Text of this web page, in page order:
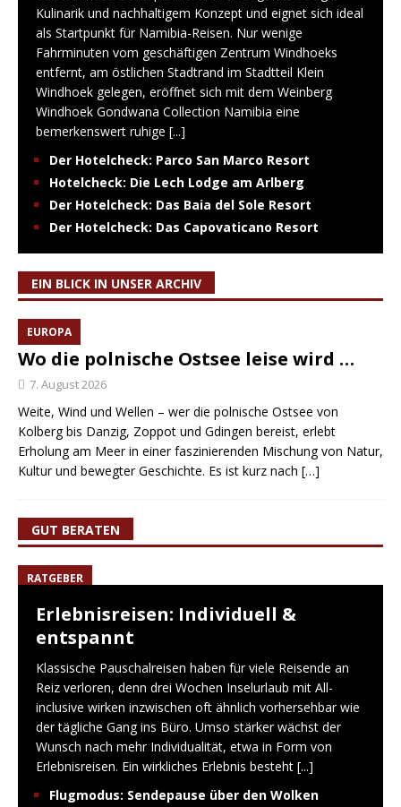
Kulinarik und nachhaltigem Konzept und eignet sich ideal
als Startpunkt für Namibia-Reisen. Nur wenige
Fahrminuten vom geschäftigen Zentrum Windhoeks
entfernt, am östlichen Stadtrand im Stadtteil Klein
Windhoek gelegen, eröffnet sich mit dem Weinberg
Windhoek Gondwana Collection Namibia eine
bemerkenswert ruhige [...]
Der Hotelcheck: Parco San Marco Resort
Hotelcheck: Die Lech Lodge am Arlberg
Der Hotelcheck: Das Baia del Sole Resort
Der Hotelcheck: Das Capovaticano Resort
EIN BLICK IN UNSER ARCHIV
EUROPA
Wo die polnische Ostsee leise wird …
7. August 2026
Weite, Wind und Wellen – wer die polnische Ostsee von
Kolberg bis Danzig, Zoppot und Gdingen bereist, erlebt
Erholung am Meer in einer faszinierenden Mischung von Natur,
Kultur und bewegter Geschichte. Es ist kurz nach […]
GUT BERATEN
RATGEBER
Erlebnisreisen: Individuell &
entspannt
Klassische Pauschalreisen haben für viele Reisende an
Reiz verloren, denn drei Wochen Inselurlaub mit All-
inclusive wirken inzwischen oft ähnlich vorhersehbar wie
der tägliche Gang ins Büro. Umso stärker wächst der
Wunsch nach mehr Individualität, etwa in Form von
Erlebnisreisen. Ein wirkliches Erlebnis besteht [...]
Flugmodus: Sendepause über den Wolken